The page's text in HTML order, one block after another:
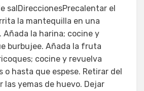
salDireccionesPrecalentar el
la mantequilla en una
Añada la harina; cocine y
burbujee. Añada la fruta
cocine y revuelva
o hasta que espese. Retirar del
las yemas de huevo. Dejar